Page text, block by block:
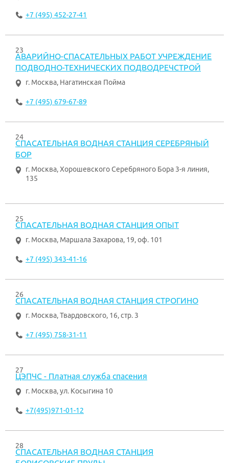
+7 (495) 452-27-41
23
АВАРИЙНО-СПАСАТЕЛЬНЫХ РАБОТ УЧРЕЖДЕНИЕ
ПОДВОДНО-ТЕХНИЧЕСКИХ ПОДВОДРЕЧСТРОЙ
г. Москва, Нагатинская Пойма
+7 (495) 679-67-89
24
СПАСАТЕЛЬНАЯ ВОДНАЯ СТАНЦИЯ СЕРЕБРЯНЫЙ
БОР
г. Москва,Хорошевского Серебряного Бора 3-я линия,
135
25
СПАСАТЕЛЬНАЯ ВОДНАЯ СТАНЦИЯ ОПЫТ
г. Москва, Маршала Захарова, 19, оф. 101
+7 (495) 343-41-16
26
СПАСАТЕЛЬНАЯ ВОДНАЯ СТАНЦИЯ СТРОГИНО
г. Москва,Твардовского, 16, стр. 3
+7 (495) 758-31-11
27
ЦЭПЧС - Платная служба спасения
г. Москва,ул. Косыгина 10
+7(495)971-01-12
28
СПАСАТЕЛЬНАЯ ВОДНАЯ СТАНЦИЯ